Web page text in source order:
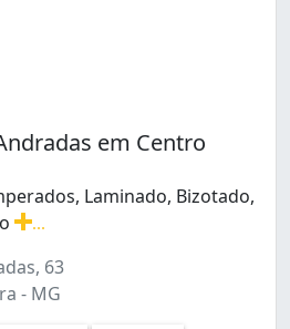
em Centro
Laminado, Bizotado,
63
- MG